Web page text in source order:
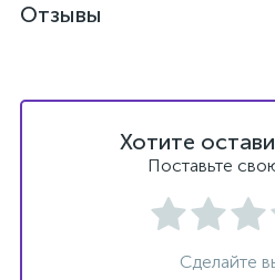
Отзывы
Хотите
Поставьте
Сделайте